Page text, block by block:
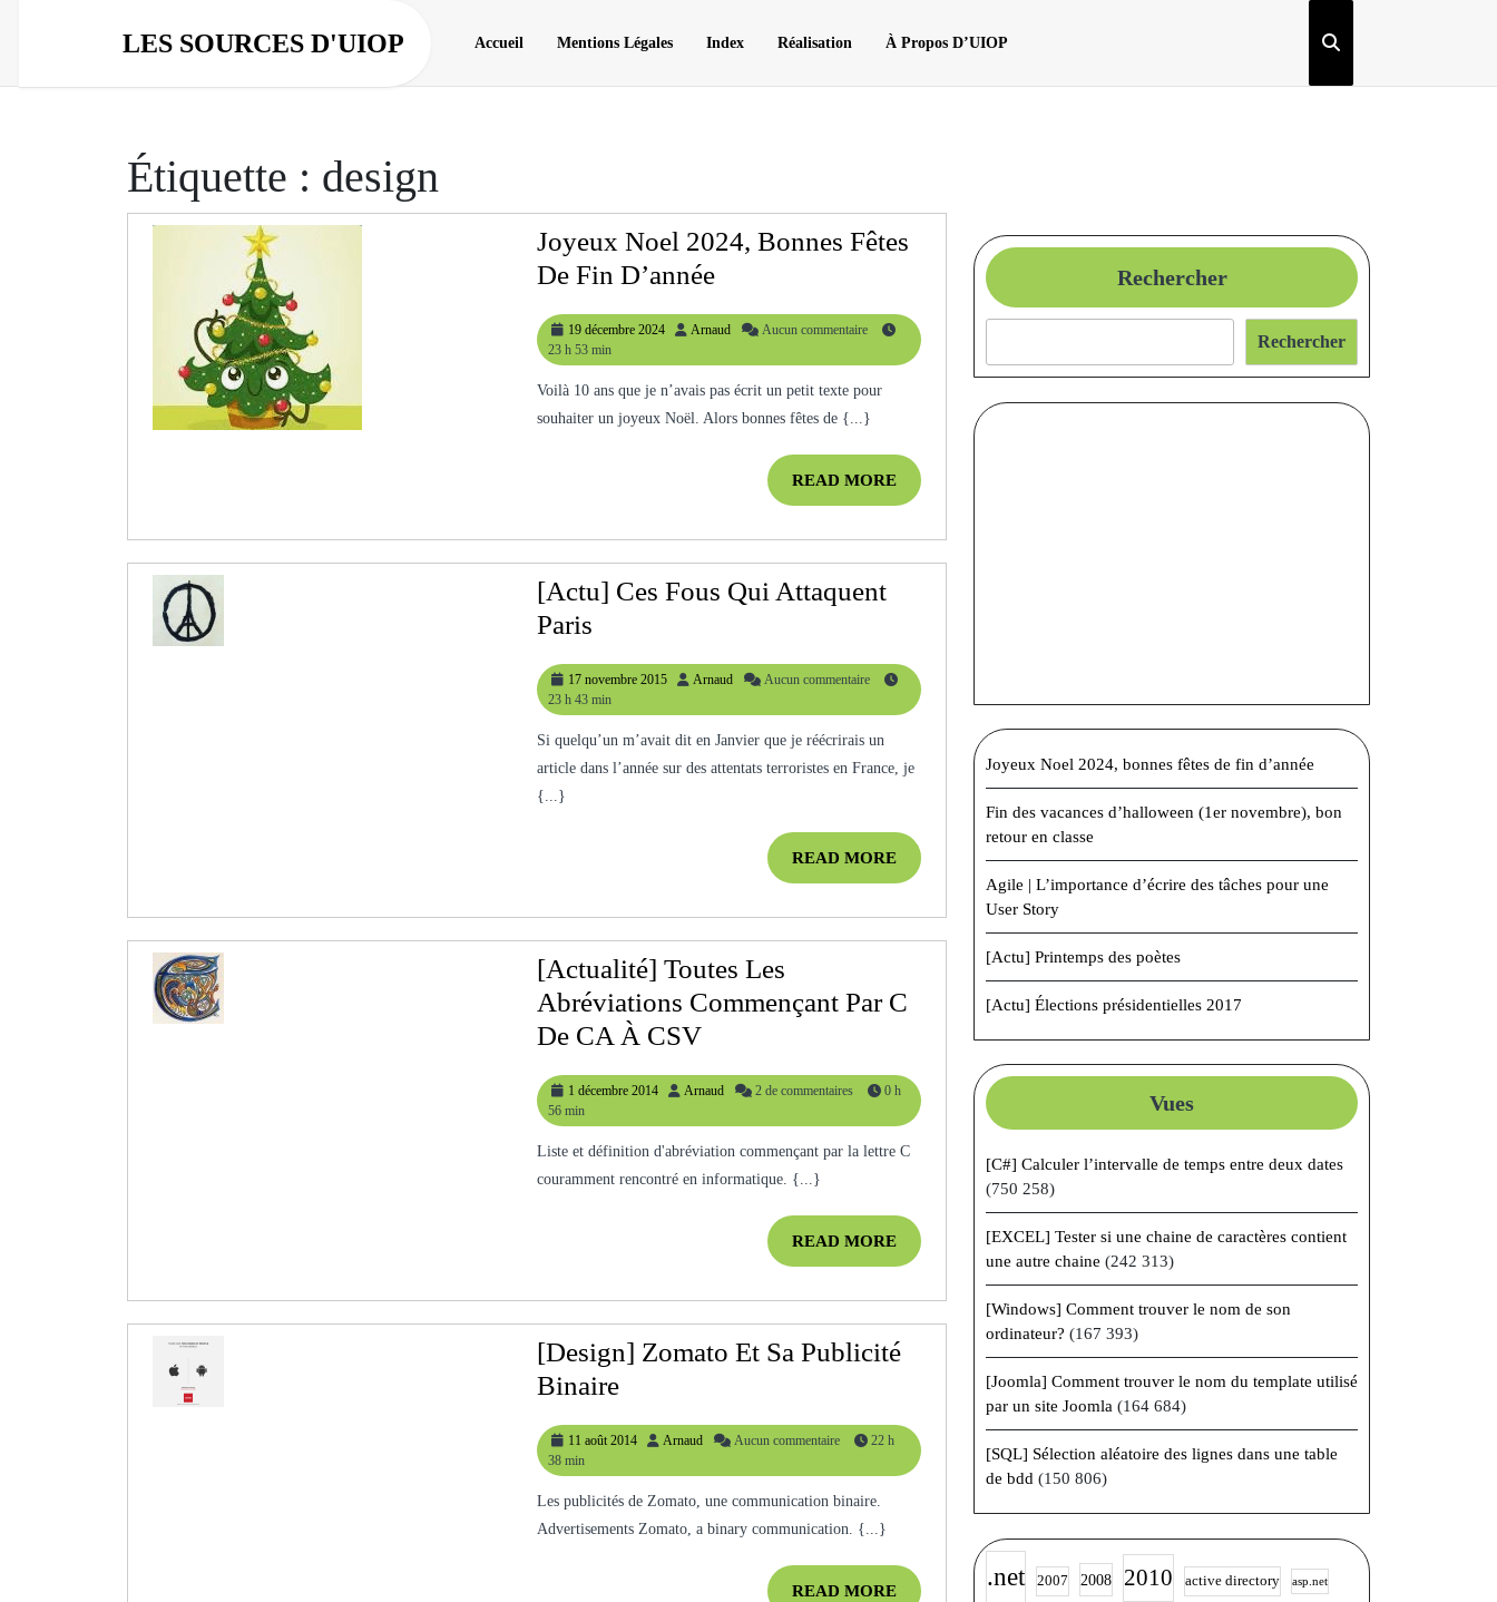
LES SOURCES D'UIOP Accueil Mentions Légales Index Réalisation À Propos D’UIOP
Étiquette : design
Joyeux Noel 2024, Bonnes Fêtes
De Fin D’annéeJoyeux
Noel
2024,
Bonnes
Fêtes
D’année
19 décembre 2024
19
2024
Arnaud Arnaud
Aucun commentaire
23 h 53 min
Voilà 10 ans que je n’avais pas écrit un petit texte pour
souhaiter un joyeux Noël. Alors bonnes fêtes de {...}
READ MOREREAD
MORE
[Actu] Ces Fous Qui Attaquent
Paris
Ces
Fous
Qui
Attaquent
17 novembre 2015
17
2015
Arnaud Arnaud
Aucun commentaire
23 h 43 min
Si quelqu’un m’avait dit en Janvier que je réécrirais un
article dans l’année sur des attentats terroristes en France, je
{...}
READ MOREREAD
MORE
[Actualité] Toutes Les
Abréviations Commençant Par C
De CA À CSV[Actualité]
Toutes
Les
Abréviations
Commençant
CA
CSV
1 décembre 2014
1
2014
Arnaud Arnaud
2 de commentaires
0 h
56 min
Liste et définition d'abréviation commençant par la lettre C
couramment rencontré en informatique. {...}
READ MOREREAD
MORE
[Design] Zomato Et Sa Publicité
Binaire[Design]
Zomato
Et
Sa
Publicité
11 août 2014
11
2014
Arnaud Arnaud
Aucun commentaire
22 h
38 min
Les publicités de Zomato, une communication binaire.
Advertisements Zomato, a binary communication. {...}
READ MOREREAD
Rechercher
Rechercher
Joyeux Noel 2024, bonnes fêtes de fin d’année
Fin des vacances d’halloween (1er novembre), bon
retour en classe
Agile | L’importance d’écrire des tâches pour une
User Story
[Actu] Printemps des poètes
[Actu] Élections présidentielles 2017
Vues
[C#] Calculer l’intervalle de temps entre deux dates
(750 258)
[EXCEL] Tester si une chaine de caractères contient
une autre chaine (242 313)
[Windows] Comment trouver le nom de son
ordinateur? (167 393)
[Joomla] Comment trouver le nom du template utilisé
par un site Joomla (164 684)
[SQL] Sélection aléatoire des lignes dans une table
de bdd (150 806)
.net 2007 2008 2010 active directory asp.net